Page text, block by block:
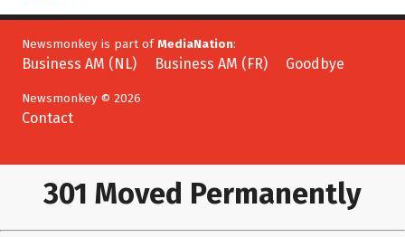
Newsmonkey is part of MediaNation
Business AM (NL) Business AM (FR) Goodbye
Newsmonkey © 2026
Contact
301 Moved Permanently